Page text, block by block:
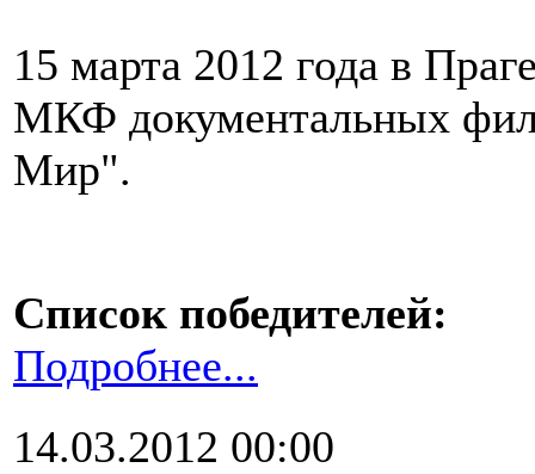
15 марта 2012 года в
МКФ документальных
Мир".
Список победителей:
Подробнее...
14.03.2012 00:00